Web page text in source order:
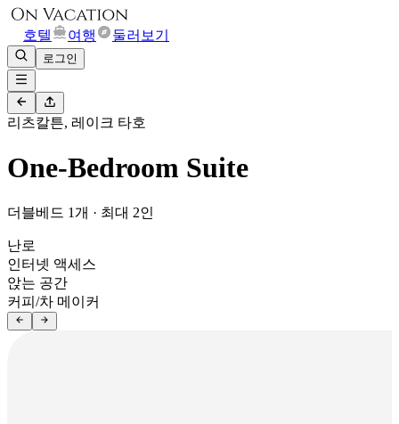
호텔 여행 둘러보기
로그인
리츠칼튼, 레이크 타호
One-Bedroom Suite
더블베드 1개 · 최대 2인
난로
인터넷 액세스
앉는 공간
커피/차 메이커